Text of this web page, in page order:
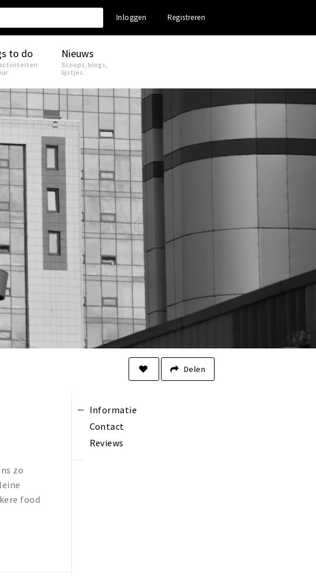
Inloggen Registreren
to do Nieuws
Scoops, blogs,
lijstjes
Delen
zo
food
Informatie
Contact
Reviews